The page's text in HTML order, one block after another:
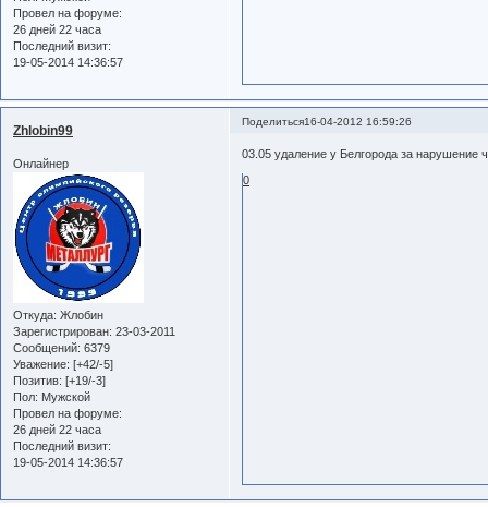
Провел на форуме:
26 дней 22 часа
Последний визит:
19-05-2014 14:36:57
Поделиться16-04-2012 16:59:26
Zhlobin99
Онлайнер
Откуда: Жлобин
Зарегистрирован: 23-03-2011
Сообщений: 6379
Уважение: [+42/-5]
Позитив: [+19/-3]
Пол: Мужской
Провел на форуме:
26 дней 22 часа
Последний визит:
19-05-2014 14:36:57
03.05 удаление у Белгорода за нарушение
0